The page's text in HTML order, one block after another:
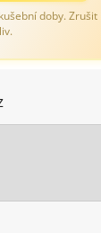
doby. Zrušit